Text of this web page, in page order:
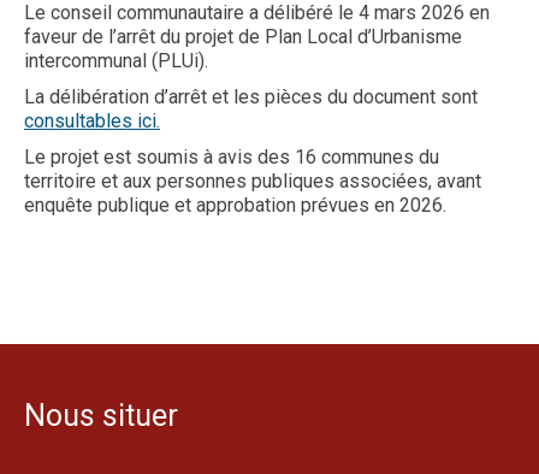
Le conseil communautaire a délibéré le 4 mars 2026 en
faveur de l’arrêt du projet de Plan Local d’Urbanisme
intercommunal (PLUi).
La délibération d’arrêt et les pièces du document sont
consultables ici.
Le projet est soumis à avis des 16 communes du
territoire et aux personnes publiques associées, avant
enquête publique et approbation prévues en 2026.
Nous situer